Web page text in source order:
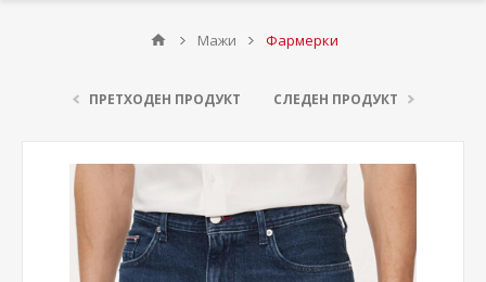
Мажи Фармерки
ПРЕТХОДЕН ПРОДУКТ СЛЕДЕН ПРОДУКТ